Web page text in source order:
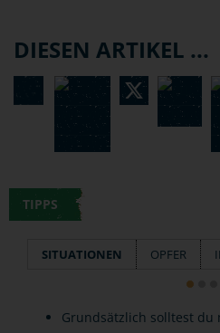
DIESEN ARTIKEL ...
TIPPS
SITUATIONEN OPFER
Grundsätzlich solltest